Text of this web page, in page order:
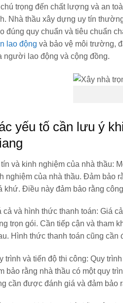
trọng đến chất lượng và an
Nhà thầu xây dựng uy tín
đúng quy chuẩn và tiêu chuẩn
lao động và bảo vệ môi trường,
người lao động và cộng đồng.
yếu tố cần lưu ý
và kinh nghiệm của nhà thầu:
nghiệm của nhà thầu. Đảm bảo
khứ. Điều này đảm bảo rằng
cả và hình thức thanh toán: Giá
trọn gói. Cần tiếp cận và tham
Hình thức thanh toán cũng
trình và tiến độ thi công: Quy
bảo rằng nhà thầu có một quy
cần được đánh giá và đảm bảo